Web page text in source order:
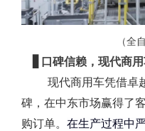
（全
口碑信赖，现代商
现代商用车凭借卓
碑，在中东市场赢得了
购订单。 在生产过程中